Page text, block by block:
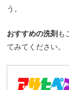
う。
おすすめの洗剤 も
てみてください。